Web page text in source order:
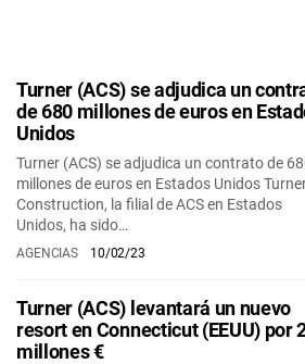
Turner (ACS) se adjudica un
de 680 millones de euros en
Unidos
Turner (ACS) se adjudica un contrato de
millones de euros en Estados Unidos
Construction, la filial de ACS en Estados
Unidos, ha sido…
AGENCIAS 10/02/23
Turner (ACS) levantará un nuevo
resort en Connecticut (EEUU) por
millones €